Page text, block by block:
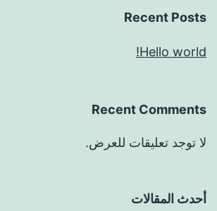
Recent Posts
Hello world!
Recent Comments
لا توجد تعليقات للعرض.
أحدث المقالات